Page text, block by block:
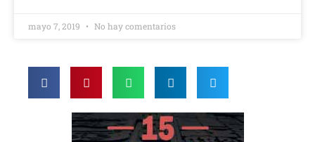
mayo 7, 2019 No hay comentarios